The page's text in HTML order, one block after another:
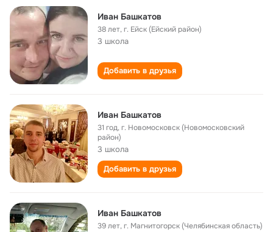
Иван Башкатов
38 лет,г. Ейск (Ейский район)
3 школа
Добавить в друзья
Иван Башкатов
31 год,г. Новомосковск (Новомосковский
район)
3 школа
Добавить в друзья
Иван Башкатов
39 лет,г. Магнитогорск (Челябинская область)